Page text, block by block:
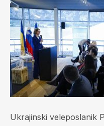
Ukrajinski veleposlanik